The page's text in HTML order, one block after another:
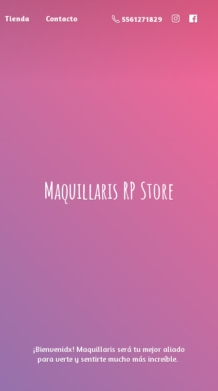
Tienda Contacto 5561271829
Maquillaris RP Store
¡Bienvenidx! Maquillaris será tu mejor aliado
para verte y sentirte mucho más increíble.